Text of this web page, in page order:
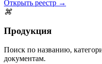
Открыть реестр →
⌘
Продукция
Поиск по названию,
документам.